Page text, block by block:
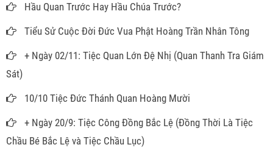
Hầu Quan Trước Hay Hầu Chúa Trước?
Tiểu Sử Cuộc Đời Đức Vua Phật Hoàng Trần Nhân Tông
+ Ngày 02/11: Tiệc Quan Lớn Đệ Nhị (Quan Thanh Tra Giám
Sát)
10/10 Tiệc Đức Thánh Quan Hoàng Mười
+ Ngày 20/9: Tiệc Công Đồng Bắc Lệ (Đồng Thời Là Tiệc
Chầu Bé Bắc Lệ và Tiệc Chầu Lục)